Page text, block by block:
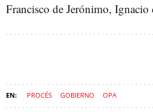
Francisco de Jerónimo,
PROCÉS GOBIERNO OPA